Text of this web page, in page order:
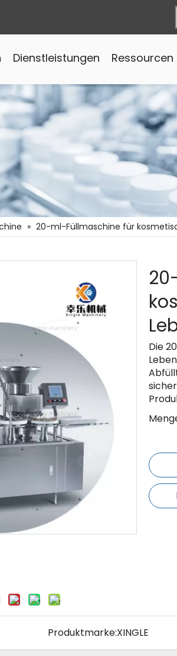
Dienstleistungen Ressourcen
» 20-ml-Füllmaschine für
Die
Produktmarke:XINGLE